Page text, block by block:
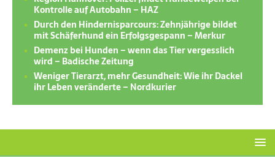
Kontrolle auf Autobahn – HAZ
Durch den Hindernisparcours: Zehnjährige bildet
mit Schäferhund ein Erfolgsgespann – Merkur
Demenz bei Hunden – wenn das Tier vergesslich
wird – Badische Zeitung
Weniger Tierarzt, mehr Gesundheit: Wie ihr Dackel
ihr Leben veränderte – Nordkurier